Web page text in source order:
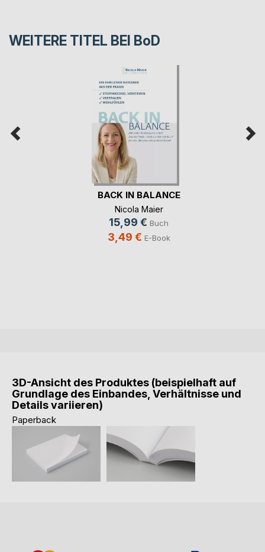
WEITERE TITEL BEI BoD
BACK IN BALANCE
Nicola Maier
15,99 € Buch
3,49 € E-Book
3D-Ansicht des Produktes (beispielhaft auf
Grundlage des Einbandes, Verhältnisse und
Details variieren)
Paperback